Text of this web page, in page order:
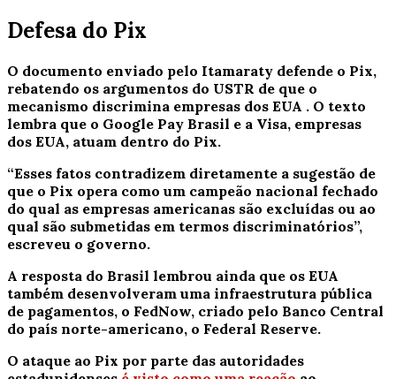
Defesa do Pix
O documento enviado pelo Itamaraty defende o Pix,
rebatendo os argumentos do USTR de que o
mecanismo discrimina empresas dos EUA . O texto
lembra que o Google Pay Brasil e a Visa, empresas
dos EUA, atuam dentro do Pix.
“Esses fatos contradizem diretamente a sugestão de
que o Pix opera como um campeão nacional fechado
do qual as empresas americanas são excluídas ou ao
qual são submetidas em termos discriminatórios”,
escreveu o governo.
A resposta do Brasil lembrou ainda que os EUA
também desenvolveram uma infraestrutura pública
de pagamentos, o FedNow, criado pelo Banco Central
do país norte-americano, o Federal Reserve.
O ataque ao Pix por parte das autoridades